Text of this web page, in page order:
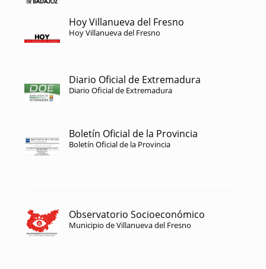
Hoy Villanueva del Fresno
Hoy Villanueva del Fresno
Diario Oficial de Extremadura
Diario Oficial de Extremadura
Boletín Oficial de la Provincia
Boletín Oficial de la Provincia
Observatorio Socioeconómico
Municipio de Villanueva del Fresno